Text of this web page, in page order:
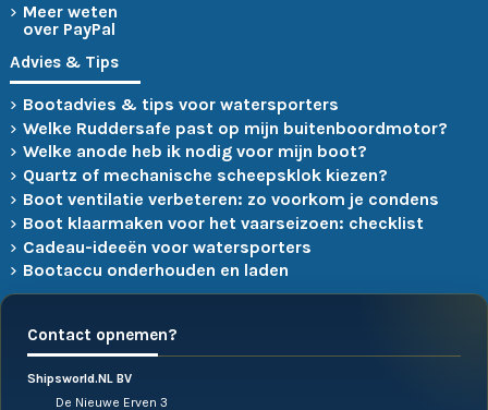
Meer weten
over PayPal
Advies & Tips
Bootadvies & tips voor watersporters
Welke Ruddersafe past op mijn buitenboordmotor?
Welke anode heb ik nodig voor mijn boot?
Quartz of mechanische scheepsklok kiezen?
Boot ventilatie verbeteren: zo voorkom je condens
Boot klaarmaken voor het vaarseizoen: checklist
Cadeau-ideeën voor watersporters
Bootaccu onderhouden en laden
Contact opnemen?
Shipsworld.NL BV
De Nieuwe Erven 3